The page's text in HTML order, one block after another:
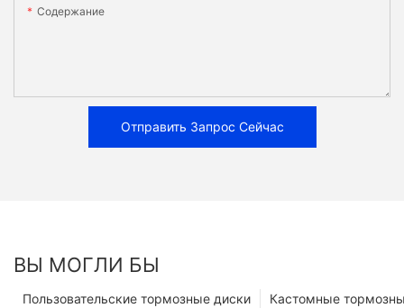
Содержание
Отправить Запрос Сейчас
ВЫ МОГЛИ БЫ
Кастомные
Пользовательские тормозные диски